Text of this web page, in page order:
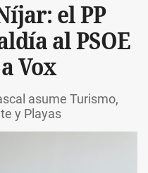
el PP
al PSOE
Vox
asume Turismo,
y Playas